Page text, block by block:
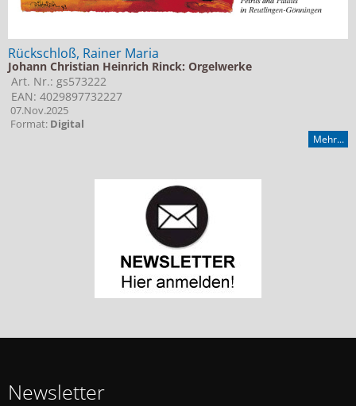
Rückschloß, Rainer Maria
Johann Christian Heinrich Rinck: Orgelwerke
Art. Nr.: gs573222
EAN: 4029897732227
07.Nov.2025
Format: Digital
Mehr...
Newsletter